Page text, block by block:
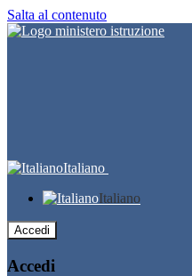
Salta al contenuto
Italiano
Italiano
Accedi
Accedi